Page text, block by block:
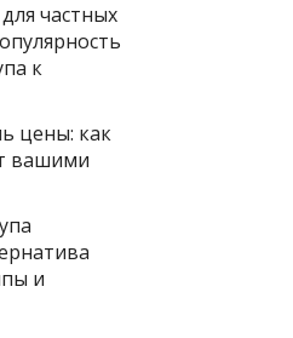
частных
к
цены: как
вашими
и